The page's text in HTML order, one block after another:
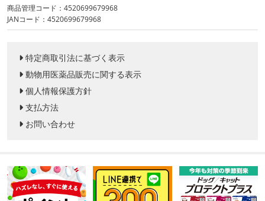
商品管理コード：4520699679968
JANコード：4520699679968
特定商取引法に基づく表示
動物用医薬品販売に関する表示
個人情報保護方針
支払方法
お問い合わせ